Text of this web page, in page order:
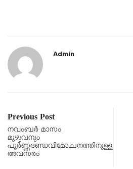
Admin
Previous Post
നവംബർ മാസം
മുഴുവനും
പൂർണ്ണദണ്ഡവിമോചനത്തിനുള്ള
അവസരം